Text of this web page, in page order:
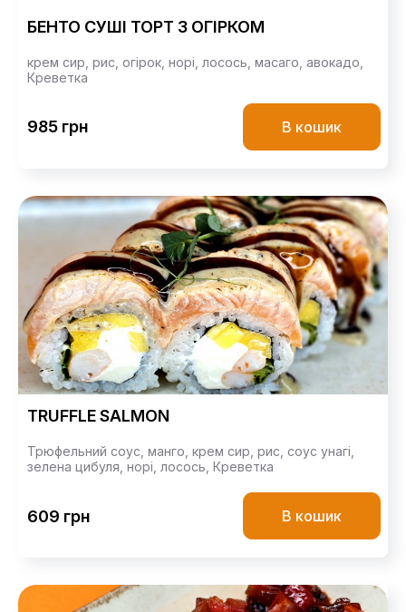
БЕНТО СУШІ ТОРТ З ОГІРКОМ
крем сир, рис, огірок, норі, лосось, масаго, авокадо,
Креветка
985 грн В кошик
TRUFFLE SALMON
Трюфельний соус, манго, крем сир, рис, соус унагі,
зелена цибуля, норі, лосось, Креветка
609 грн В кошик